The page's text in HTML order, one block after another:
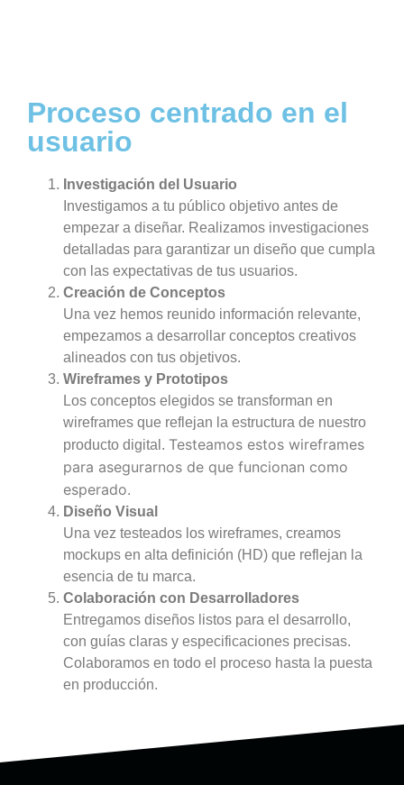
Proceso centrado en el
usuario
Investigación del Usuario
Investigamos a tu público objetivo antes de
empezar a diseñar. Realizamos investigaciones
detalladas para garantizar un diseño que cumpla
con las expectativas de tus usuarios.
Creación de Conceptos
Una vez hemos reunido información relevante,
empezamos a desarrollar conceptos creativos
alineados con tus objetivos.
Wireframes y Prototipos
Los conceptos elegidos se transforman en
wireframes que reflejan la estructura de nuestro
producto digital. Testeamos estos wireframes
para asegurarnos de que funcionan como
esperado.
Diseño Visual
Una vez testeados los wireframes, creamos
mockups en alta definición (HD) que reflejan la
esencia de tu marca.
Colaboración con Desarrolladores
Entregamos diseños listos para el desarrollo,
con guías claras y especificaciones precisas.
Colaboramos en todo el proceso hasta la puesta
en producción.